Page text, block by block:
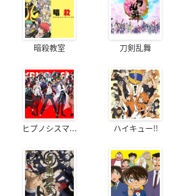
暗殺教室 刀剣乱舞
ヒプノシスマ... ハイキュー!!